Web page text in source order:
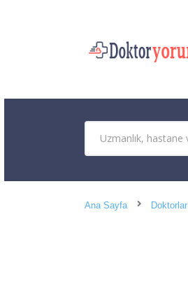
Ana Sayfa Doktorlar